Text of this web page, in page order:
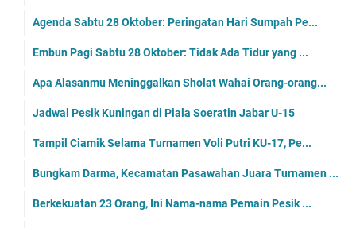
Agenda Sabtu 28 Oktober: Peringatan Hari Sumpah Pe...
Embun Pagi Sabtu 28 Oktober: Tidak Ada Tidur yang ...
Apa Alasanmu Meninggalkan Sholat Wahai Orang-orang...
Jadwal Pesik Kuningan di Piala Soeratin Jabar U-15
Tampil Ciamik Selama Turnamen Voli Putri KU-17, Pe...
Bungkam Darma, Kecamatan Pasawahan Juara Turnamen ...
Berkekuatan 23 Orang, Ini Nama-nama Pemain Pesik ...